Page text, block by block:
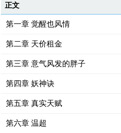
正文
第一章 觉醒也风情
第二章 天价租金
第三章 意气风发的胖子
第四章 妖神诀
第五章 真实天赋
第六章 温超